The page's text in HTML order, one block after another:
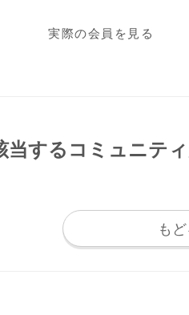
実際の会員を見る
当するコミュニテ
も